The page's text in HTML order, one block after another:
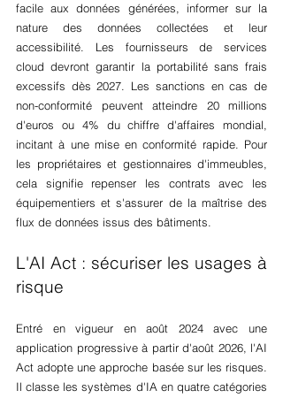
facile aux données générées, informer sur la
nature des données collectées et leur
accessibilité. Les fournisseurs de services
cloud devront garantir la portabilité sans frais
excessifs dès 2027. Les sanctions en cas de
non-conformité peuvent atteindre 20 millions
d'euros ou 4% du chiffre d'affaires mondial,
incitant à une mise en conformité rapide. Pour
les propriétaires et gestionnaires d'immeubles,
cela signifie repenser les contrats avec les
équipementiers et s'assurer de la maîtrise des
flux de données issus des bâtiments.
L'AI Act : sécuriser les usages à
risque
Entré en vigueur en août 2024 avec une
application progressive à partir d'août 2026, l'AI
Act adopte une approche basée sur les risques.
Il classe les systèmes d'IA en quatre catégories